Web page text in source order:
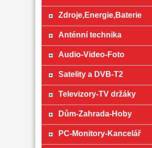
Zdroje,Energie,Baterie
Anténní technika
Audio-Video-Foto
Satelity a DVB-T2
Televizory-TV držáky
Dům-Zahrada-Hoby
PC-Monitory-Kancelář